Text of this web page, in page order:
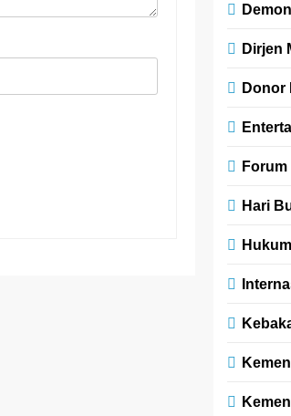
Dirjen
Donor
Forum
Hari
Hukum